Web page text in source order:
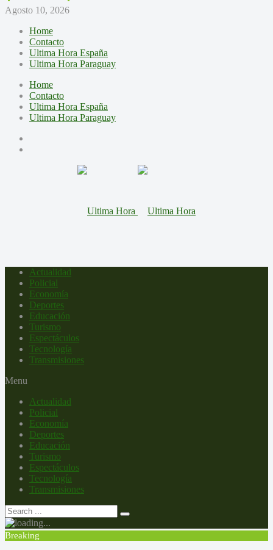
Agosto 10, 2026
Home
Contacto
Ultima Hora España
Ultima Hora Paraguay
Home
Contacto
Ultima Hora España
Ultima Hora Paraguay
Actualidad
Policial
Economía
Deportes
Educación
Turismo
Espectáculos
Tecnología
Transmisiones
Menu
Actualidad
Policial
Economía
Deportes
Educación
Turismo
Espectáculos
Tecnología
Transmisiones
Breaking